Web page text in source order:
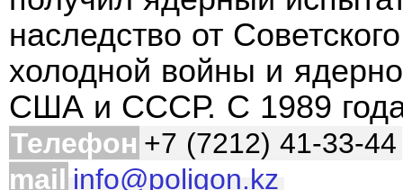
наследство от
холодной войны и
США и СССР. С 1989
Телефон +7 (7212) 41-33-44
mail info@poligon.kz